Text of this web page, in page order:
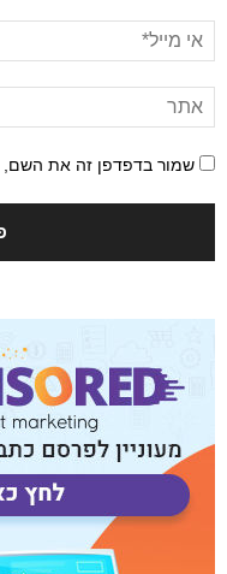
שמור בדפדפן זה את השם,